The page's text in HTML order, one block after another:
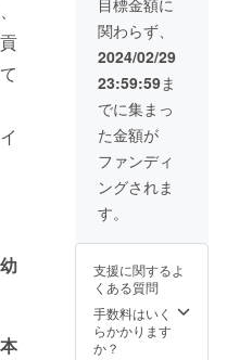
hop
の参考
写真を
ご覧い
ただけ
ます。
ン
ク:https
.base.s
hop
hop
当
ショッ
プでは
全ての
商品が
生産か
ら年月
の経過
した
ヴィン
テージ
品で
の使用
に伴う
多少の
年劣化
なども
食器
は、通
常より
もやや
ずっし
りとし
た重み
を感じ
ること
ができ
高級感
をも感
ます。
シンプ
ルなが
らシッ
クで高
級感を
お送り
したい
と思い
こちら
のリ
はお皿2
枚セッ
りま
表ブラ
ンド:
Rosent
hal
(ローゼ
ンター
点一点
違う個
性を
おり、
同じも
のが1つ
として
ない、
あなた
だけの
えま
す。こ
ういっ
たもの
が食卓
に並ぶ
こちら
はHoch
Lagerh
aus一押
しの
ティー/
コー
ヒータ
イムの
コンプ
リート
ます。
ガー
ポッ
ト、ミ
ルク
目標金額に
関わらず、
2024/02/29
23:59:59ま
でに集まっ
た金額が
ファンディ
ングされま
す。
支援に関するよ
くある質問
手数料はいく
らかかります
か？